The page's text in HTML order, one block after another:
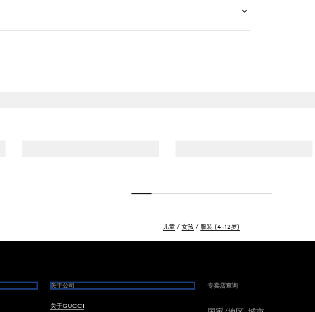
儿童 女孩 服装 (4-12岁)
关于公司
关于GUCCI
专卖店查询